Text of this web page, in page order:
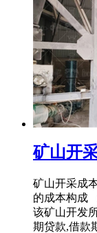
矿山开
矿山开采成
的成本构成
该矿山开发
期贷款,借款